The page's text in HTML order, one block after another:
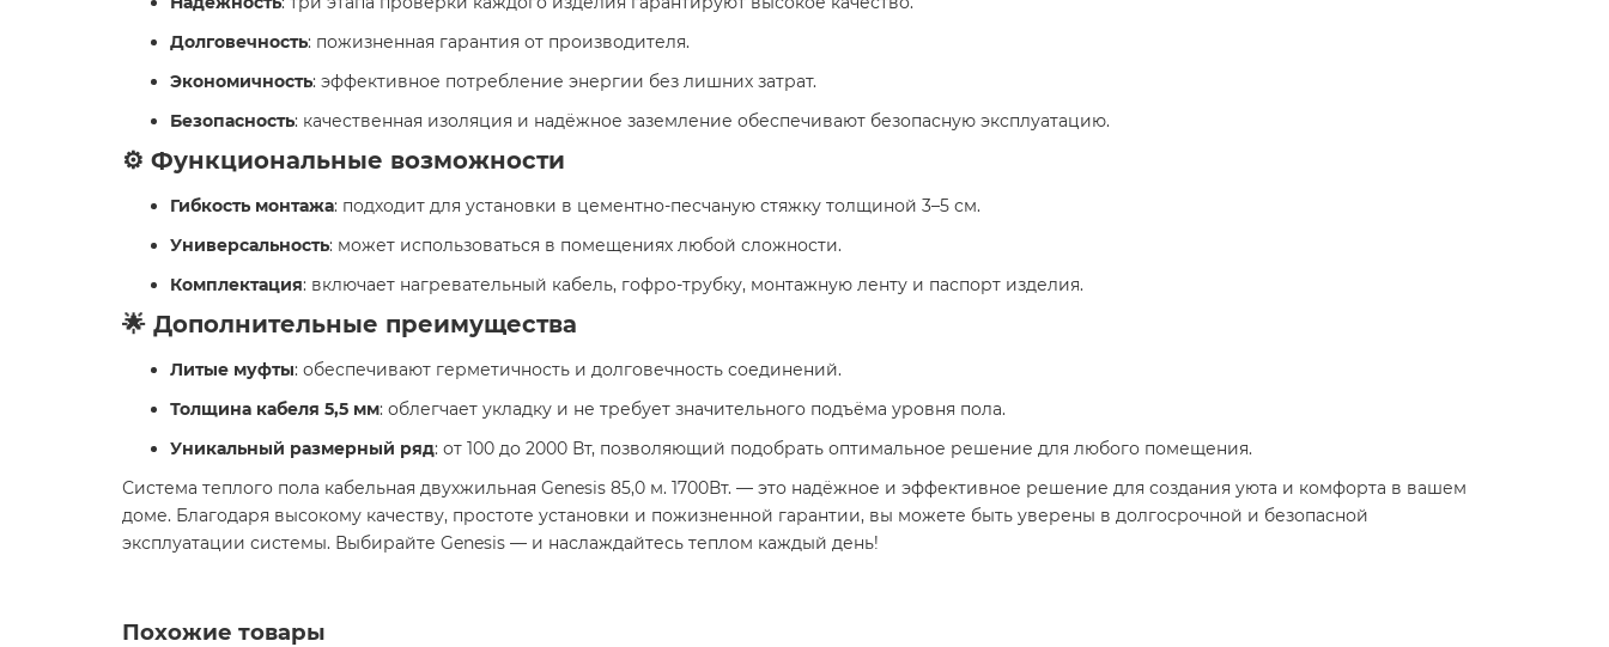
Долговечность: пожизненная гарантия от производителя.
Экономичность: эффективное потребление энергии без лишних затрат.
Безопасность: качественная изоляция и надёжное заземление обеспечивают безопасную эксплуатацию.
⚙️ Функциональные возможности
Гибкость монтажа: подходит для установки в цементно-песчаную стяжку толщиной 3–5 см.
Универсальность: может использоваться в помещениях любой сложности.
Комплектация: включает нагревательный кабель, гофро-трубку, монтажную ленту и паспорт изделия.
🌟 Дополнительные преимущества
Литые муфты: обеспечивают герметичность и долговечность соединений.
Толщина кабеля 5,5 мм: облегчает укладку и не требует значительного подъёма уровня пола.
Уникальный размерный ряд: от 100 до 2000 Вт, позволяющий подобрать оптимальное решение для любого помещения.
Система теплого пола кабельная двухжильная Genesis 85,0 м. 1700Вт. — это надёжное и эффективное решение для создания уюта и комфорта в вашем
доме. Благодаря высокому качеству, простоте установки и пожизненной гарантии, вы можете быть уверены в долгосрочной и безопасной
эксплуатации системы. Выбирайте Genesis — и наслаждайтесь теплом каждый день!
Похожие товары